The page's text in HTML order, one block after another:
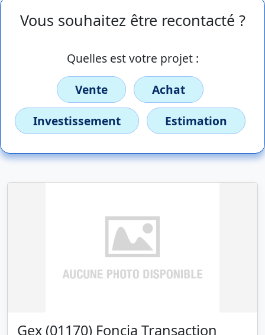
Vous souhaitez être recontacté ?
Quelles est votre projet :
Vente
Achat
Investissement
Estimation
Gex (01170) Foncia Transaction